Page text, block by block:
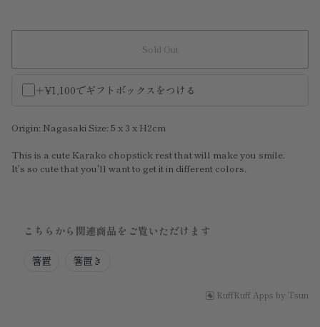
Sold Out
＋¥1,100でギフトボックスをつける
Origin: Nagasaki Size: 5 x 3 x H2cm
This is a cute Karako chopstick rest that will make you smile.
It's so cute that you'll want to get it in different colors.
こちらから関連商品をご覧いただけます
箸置 箸置き
RuffRuff Apps by Tsun